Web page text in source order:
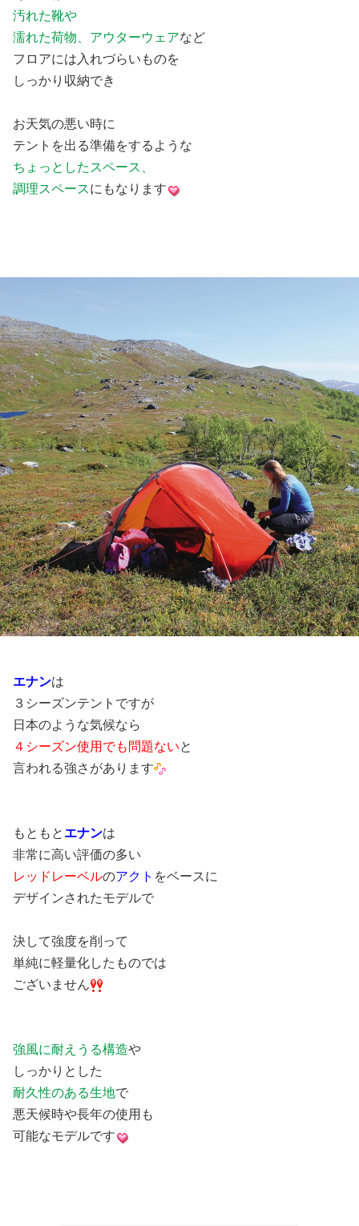
汚れた靴や
濡れた荷物、アウターウェアなど
フロアには入れづらいものを
しっかり収納でき
お天気の悪い時に
テントを出る準備をするような
ちょっとしたスペース、
調理スペースにもなります
エナンは
３シーズンテントですが
日本のような気候なら
４シーズン使用でも問題ないと
言われる強さがあります
もともと エナンは
非常に高い評価の多い
レッドレーベルのアクト をベースに
デザインされたモデルで
決して強度を削って
単純に軽量化したものでは
ございません
強風に耐えうる構造や
しっかりとした
耐久性のある生地で
悪天候時や長年の使用も
可能なモデルです